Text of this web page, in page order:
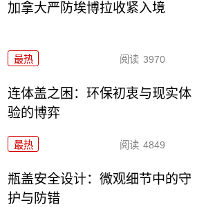
加拿大严防埃博拉收紧入境
最热 阅读 3970
连体盖之困：环保初衷与现实体
验的博弈
最热 阅读 4849
瓶盖安全设计：微观细节中的守
护与防错